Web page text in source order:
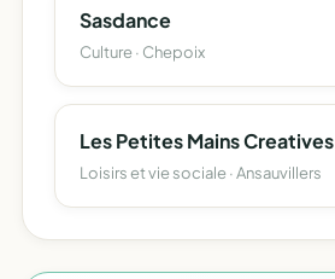
Sasdance
Culture · Chepoix
Les Petites Mains Creatives
Loisirs et vie sociale · Ansauvillers